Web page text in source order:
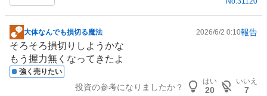
掲
示
板
記
大体なんでも損切る魔法 2026/6/2 0:10報告
そろそろ損切りしようかな
もう握力無くなってきたよ
強く売りたい
投資の参考になりましたか？
はい
20
いいえ
7